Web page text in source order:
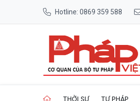
Hotline: 0869 359 588
THỜI SỰ TƯ PHÁP